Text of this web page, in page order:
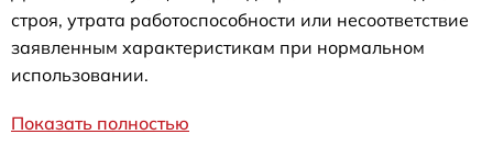
строя, утрата работоспособности или несоответствие
заявленным характеристикам при нормальном
использовании.
Показать полностью